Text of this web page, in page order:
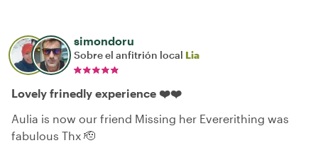
simondoru
Sobre el anfitrión local Lia
Lovely frinedly experience ❤️❤️
Aulia is now our friend Missing her Evererithing was
fabulous Thx 🫡